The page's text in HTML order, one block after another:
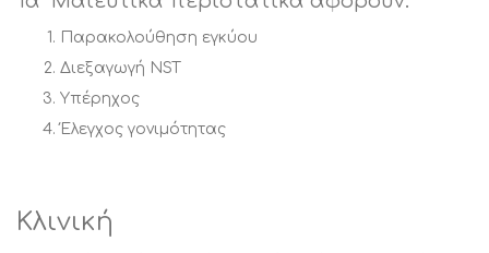
Παρακολούθηση εγκύου
Διεξαγωγή NST
Υπέρηχος
Έλεγχος γονιμότητας
Κλινική